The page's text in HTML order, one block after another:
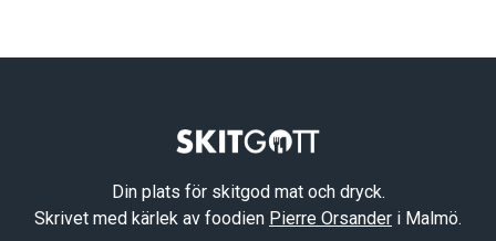
Din plats för skitgod mat och dryck.
Skrivet med kärlek av foodien Pierre Orsander i Malmö.